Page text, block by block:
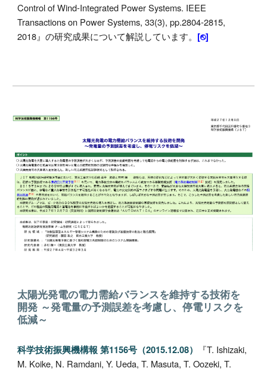
Control of Wind-Integrated Power Systems. IEEE
Transactions on Power Systems, 33(3), pp.2804-2815,
2018』の研究成果について解説しています。 [⎋]
太陽光発電の電力需給バランスを維持する技術を
開発 ～発電量の予測誤差を考慮し、停電リスクを
低減～
科学技術振興機構報 第1156号（2015.12.08） 『T. Ishizaki,
M. Koike, N. Ramdani, Y. Ueda, T. Masuta, T.Oozeki, T.